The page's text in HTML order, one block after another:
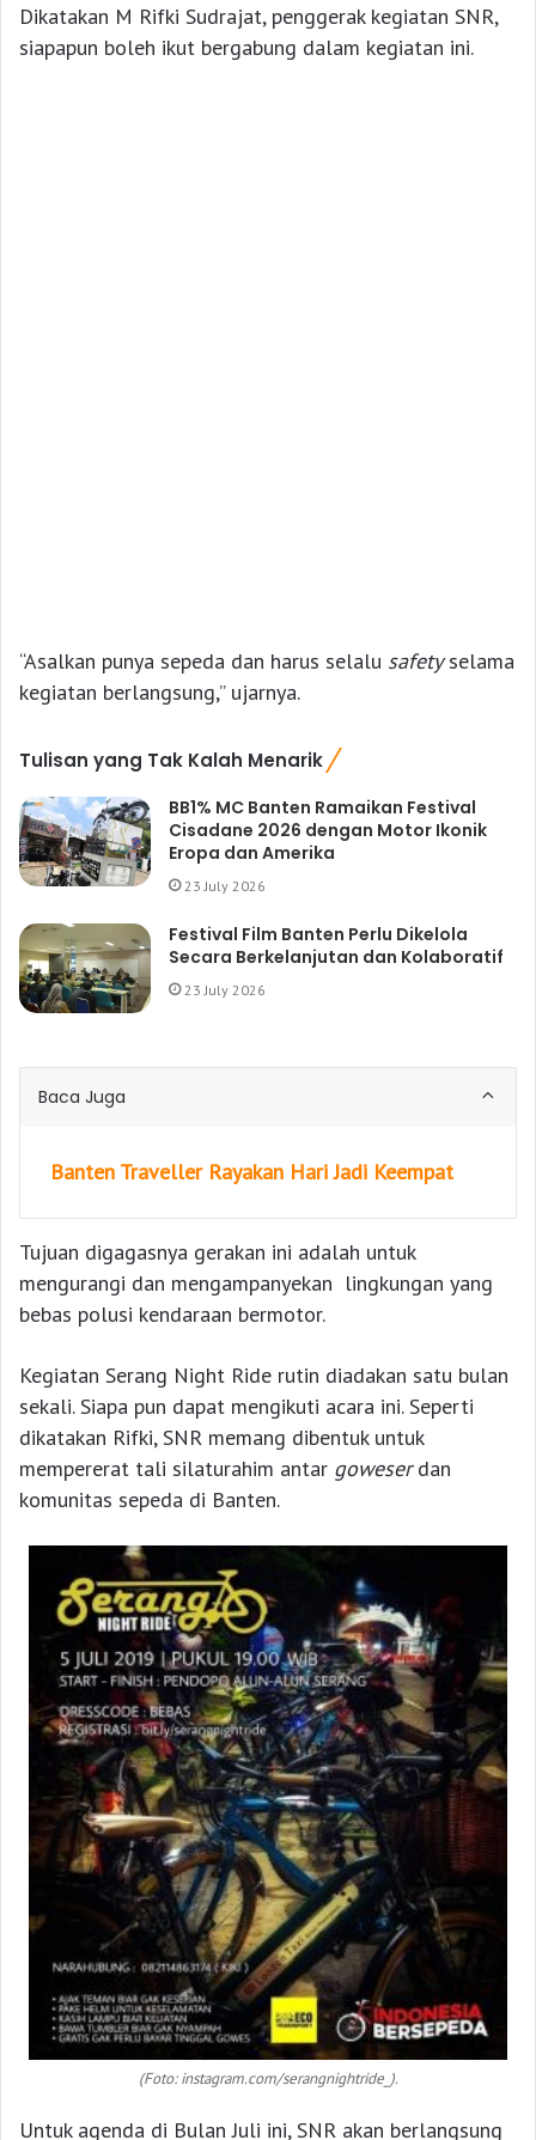
Dikatakan M Rifki Sudrajat, penggerak kegiatan SNR,
siapapun boleh ikut bergabung dalam kegiatan ini.
“Asalkan punya sepeda dan harus selalu safetyselama
kegiatan berlangsung,” ujarnya.
Tulisan yang Tak Kalah Menarik
BB1% MC Banten Ramaikan Festival
Cisadane 2026 dengan Motor Ikonik
Eropa dan Amerika
23 July 2026
Festival Film Banten Perlu Dikelola
Secara Berkelanjutan dan Kolaboratif
23 July 2026
Baca Juga
Banten Traveller Rayakan Hari Jadi Keempat
Tujuan digagasnya gerakan ini adalah untuk
mengurangi dan mengampanyekan lingkungan yang
bebas polusi kendaraan bermotor.
Kegiatan Serang Night Ride rutin diadakan satu bulan
sekali. Siapa pun dapat mengikuti acara ini. Seperti
dikatakan Rifki, SNR memang dibentuk untuk
mempererat tali silaturahim antar goweserdan
komunitas sepeda di Banten.
(Foto: instagram.com/serangnightride_).
Untuk agenda di Bulan Juli ini, SNR akan berlangsung